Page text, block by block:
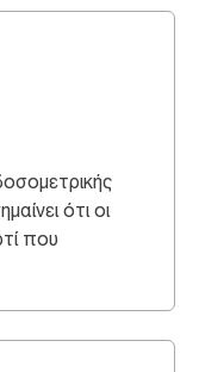
ότι οι
που